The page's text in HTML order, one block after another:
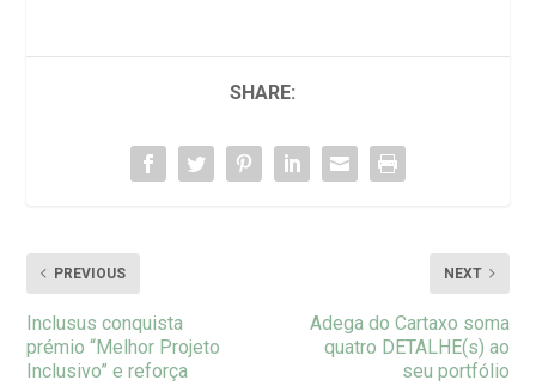
SHARE:
PREVIOUS
Inclusus conquista
prémio “Melhor Projeto
Inclusivo” e reforça
NEXT
Adega do Cartaxo soma
quatro DETALHE(s) ao
seu portfólio